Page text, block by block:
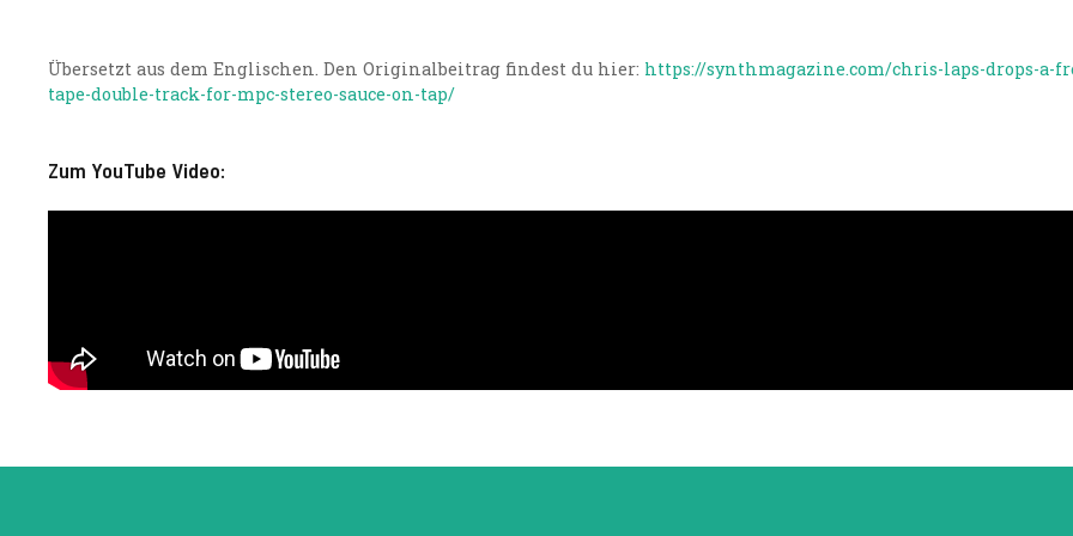
Übersetzt aus dem Englischen. Den Originalbeitrag findest du hier: https://synthmagazine.com/chris-laps-drops-a-
tape-double-track-for-mpc-stereo-sauce-on-tap/
Zum YouTube Video: